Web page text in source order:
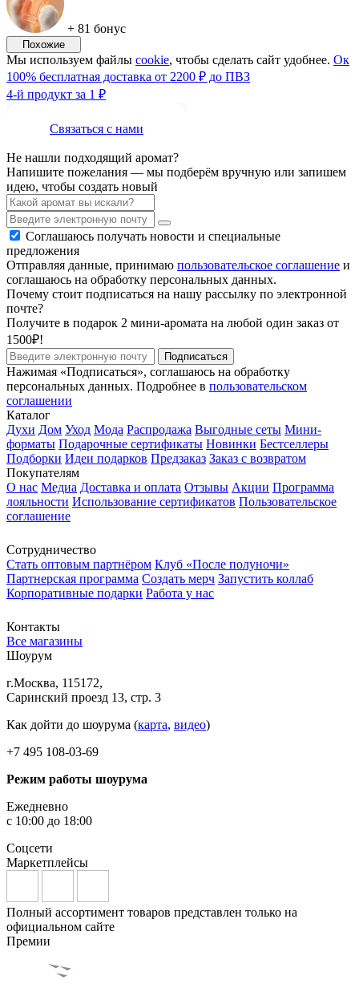
+ 81 бонус
Похожие
Мы используем файлы cookie, чтобы сделать сайт удобнее. Ок
100% бесплатная доставка от 2200 ₽ до ПВЗ
4-й продукт за 1 ₽
Связаться с нами
Не нашли подходящий аромат?
Напишите пожелания — мы подберём вручную или запишем
идею, чтобы создать новый
Соглашаюсь получать новости и специальные
предложения
Отправляя данные, принимаю пользовательское соглашение и
соглашаюсь на обработку персональных данных.
Почему стоит подписаться на нашу рассылку по электронной
почте?
Получите в подарок 2 мини-аромата на любой один заказ от
1500₽!
Подписаться
Нажимая «Подписаться», соглашаюсь на обработку
персональных данных. Подробнее в пользовательском
соглашении
Каталог
Духи Дом Уход Мода Распродажа Выгодные сеты Мини-
форматы Подарочные сертификаты Новинки Бестселлеры
Подборки Идеи подарков Предзаказ Заказ с возвратом
Покупателям
О нас Медиа Доставка и оплата Отзывы Акции Программа
лояльности Использование сертификатов Пользовательское
соглашение
Сотрудничество
Стать оптовым партнёром Клуб «После полуночи»
Партнерская программа Создать мерч Запустить коллаб
Корпоративные подарки Работа у нас
Контакты
Все магазины
Шоурум
г.Москва, 115172,
Саринский проезд 13, стр. 3
Как дойти до шоурума (карта, видео)
+7 495 108-03-69
Режим работы шоурума
Ежедневно
с 10:00 до 18:00
Соцсети
Маркетплейсы
Полный ассортимент товаров представлен только на
официальном сайте
Премии